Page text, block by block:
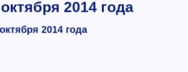
2014 года
2014 года